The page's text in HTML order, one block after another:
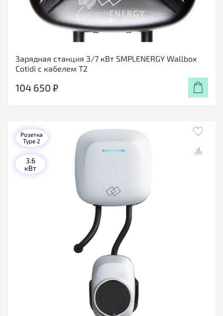
Зарядная станция 3/7 кВт SMPLENERGY Wallbox
Cotidi с кабелем Т2
104 650 ₽
Розетка
Type 2
3.6
кВт